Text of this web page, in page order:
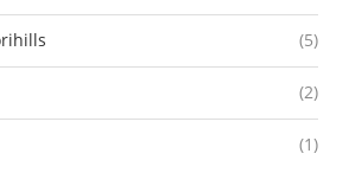
(5)
(2)
(1)